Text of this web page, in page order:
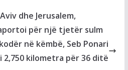
dhe Jerusalem,
për një tjetër sulm
në këmbë, Seb Ponari
2,750 kilometra për 36 ditë